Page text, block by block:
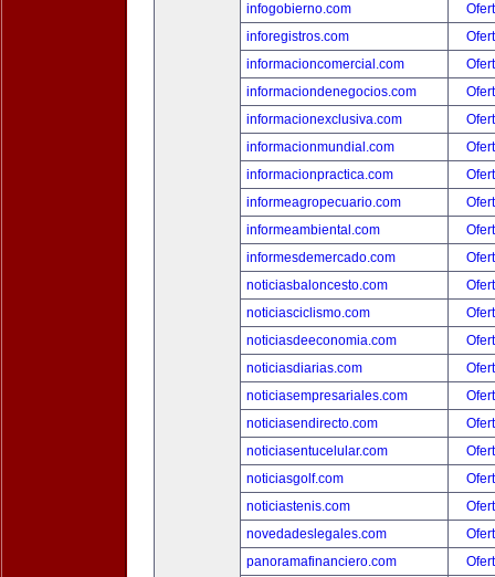
infogobierno.com
inforegistros.com
informacioncomercial.com
informaciondenegocios.com
informacionexclusiva.com
informacionmundial.com
informacionpractica.com
informeagropecuario.com
informeambiental.com
informesdemercado.com
noticiasbaloncesto.com
noticiasciclismo.com
noticiasdeeconomia.com
noticiasdiarias.com
noticiasempresariales.com
noticiasendirecto.com
noticiasentucelular.com
noticiasgolf.com
noticiastenis.com
novedadeslegales.com
panoramafinanciero.com